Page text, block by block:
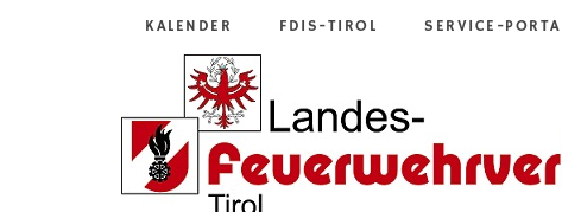
KALENDER FDIS-TIROL SERVICE-